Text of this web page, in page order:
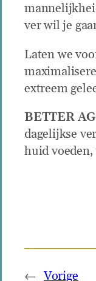
ver wil je
Laten we
extreem
BETTER
dagelijkse
huid
← Vorige